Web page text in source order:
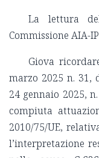
La lettura
Commissione AIA-
Giova
marzo 2025 n. 31,
24 gennaio 2025,
compiuta
2010/75/UE,
l’interpretazione